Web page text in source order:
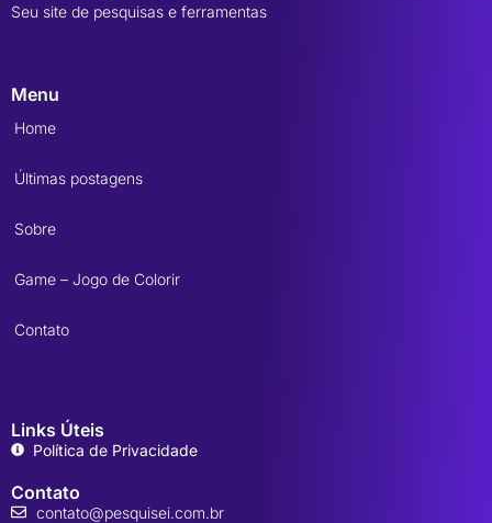
Seu site de pesquisas e ferramentas
Menu
Home
Últimas postagens
Sobre
Game – Jogo de Colorir
Contato
Links Úteis
Política de Privacidade
Contato
contato@pesquisei.com.br